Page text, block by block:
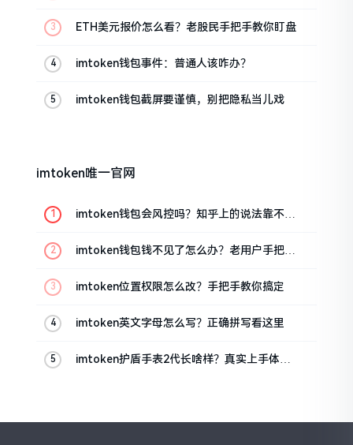
ETH美元报价怎么看？老股民手把手教你盯盘
imtoken钱包事件：普通人该咋办？
imtoken钱包截屏要谨慎，别把隐私当儿戏
imtoken唯一官网
imtoken钱包会风控吗？知乎上的说法靠不靠
imtoken钱包钱不见了怎么办？老用户手把手
imtoken位置权限怎么改？手把手教你搞定
imtoken英文字母怎么写？正确拼写看这里
imtoken护盾手表2代长啥样？真实上手体验